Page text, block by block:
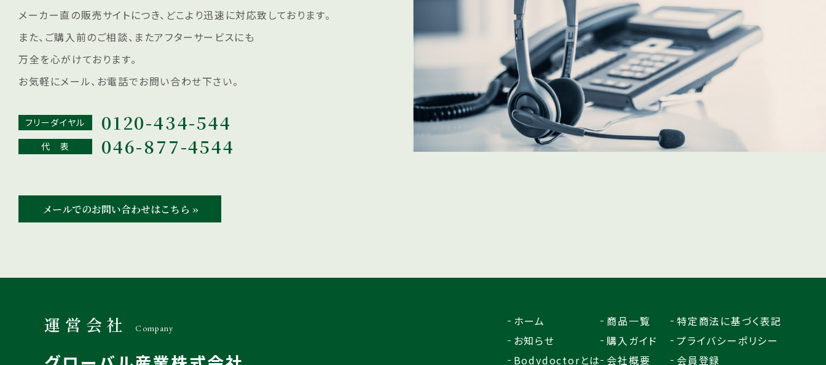
メーカー直の販売サイトにつき、どこより迅速に対応致しております。
また、ご購入前のご相談、またアフターサービスにも
万全を心がけております。
お気軽にメール、お電話でお問い合わせ下さい。
フリーダイヤル 0120-434-544
代 表 046-877-4544
メールでのお問い合わせはこちら ››
運営会社 Company
ホーム
お知らせ
Bodydoctorとは
商品一覧
購入ガイド
会社概要
特定商法に基づく表記
プライバシーポリシー
会員登録